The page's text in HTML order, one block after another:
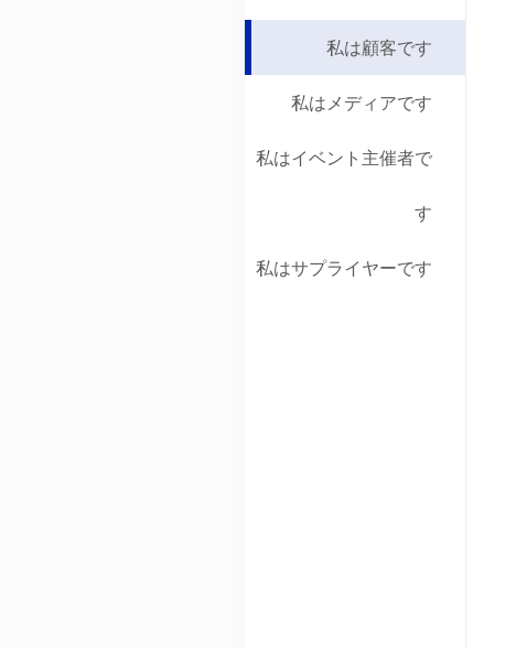
私は顧客です
私はメディアです
私はイベント主催者で
す
私はサプライヤーです